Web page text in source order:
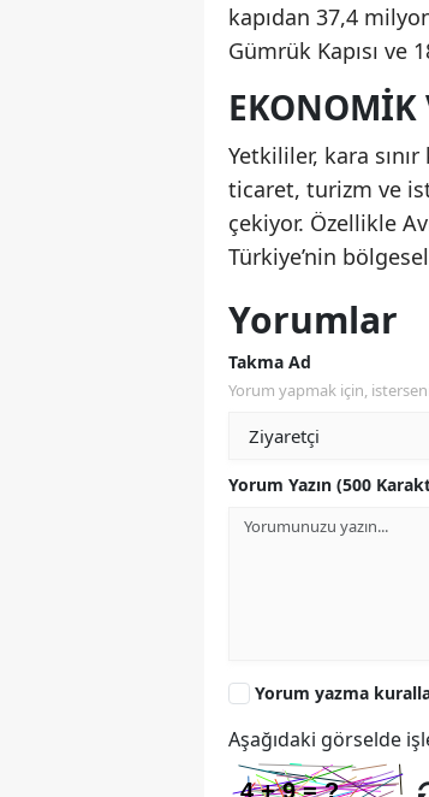
kapıdan 37,4
Gümrük Kapısı ve
EKONOMIK
Yetkililer, kara
ticaret, turizm ve
çekiyor. Özellikle
Türkiye’nin
Yorumlar
Takma Ad
Yorum yapmak için,
Yorum Yazın (500
Yorum yazma
Aşağıdaki görselde